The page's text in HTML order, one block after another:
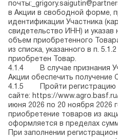
почты:_
в Акции в свободной форме,
идентификации Участника
свидетельство ИНН) и указав
объем приобретенного
из списка, указанного в п.
приобретен Товар.
4.1.4 В случае признания
Акции обеспечить получение
4.1.5 Пройти регистрацию
сайте: https://
июня 2026 по 20 ноября 2026
приобретение товаров из
оформляется в пределах
При заполнении